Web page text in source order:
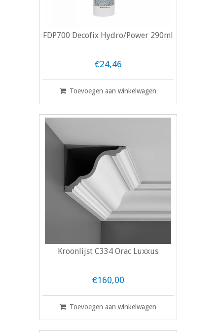
FDP700 Decofix Hydro/Power 290ml
€24,46
Toevoegen aan winkelwagen
Kroonlijst C334 Orac Luxxus
€160,00
Toevoegen aan winkelwagen